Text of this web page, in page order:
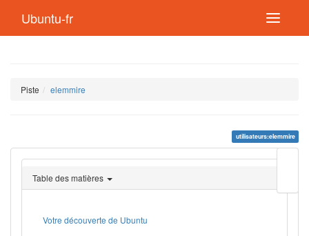
Ubuntu-fr
Piste elemmire
utilisateurs:elemmire
page
Table des matières
Votre découverte de Ubuntu